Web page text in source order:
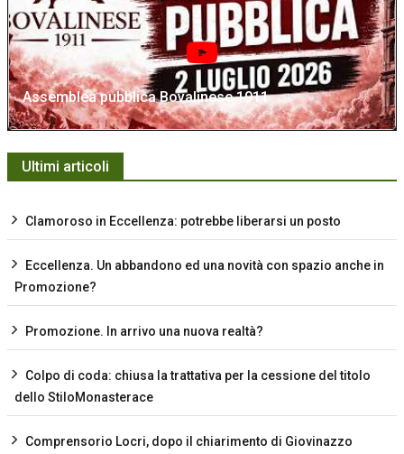
Assemblea pubblica Bovalinese 1911
Ultimi articoli
Clamoroso in Eccellenza: potrebbe liberarsi un posto
Eccellenza. Un abbandono ed una novità con spazio anche in
Promozione?
Promozione. In arrivo una nuova realtà?
Colpo di coda: chiusa la trattativa per la cessione del titolo
dello StiloMonasterace
Comprensorio Locri, dopo il chiarimento di Giovinazzo